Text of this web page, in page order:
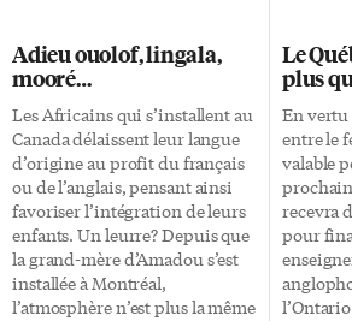
formulaires permettront au
gouvernement de mesurer leur
contribution au
développement et, par la même
occasion, de déceler les ONG
fictives. La volonté de l’État
burkinabé de mettre de l’ordre
dans le milieu associatif n’est
pas nouvelle. […]
lenteur
dossier
pour les
été
Adieu ouolof, lingala,
mooré…
Les Africains qui s’installent au
Canada délaissent leur langue
d’origine au profit du français
ou de l’anglais, pensant ainsi
favoriser l’intégration de leurs
enfants. Un leurre? Depuis que
la grand-mère d’Amadou s’est
installée à Montréal,
l’atmosphère n’est plus la même
Le
plus
En
entre le
valable
recevra
pour